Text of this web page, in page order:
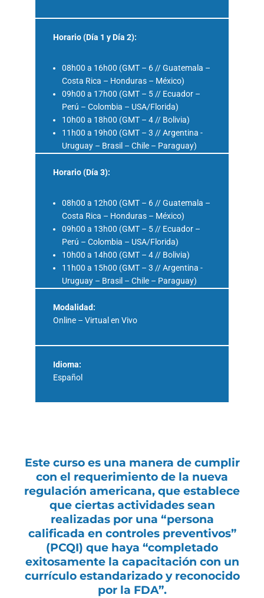
Horario (Día 1 y Día 2):
08h00 a 16h00 (GMT – 6 // Guatemala –
Costa Rica – Honduras – México)
09h00 a 17h00 (GMT – 5 // Ecuador –
Perú – Colombia – USA/Florida)
10h00 a 18h00 (GMT – 4 // Bolivia)
11h00 a 19h00 (GMT – 3 // Argentina -
Uruguay – Brasil – Chile – Paraguay)
Horario (Día 3):
08h00 a 12h00 (GMT – 6 // Guatemala –
Costa Rica – Honduras – México)
09h00 a 13h00 (GMT – 5 // Ecuador –
Perú – Colombia – USA/Florida)
10h00 a 14h00 (GMT – 4 // Bolivia)
11h00 a 15h00 (GMT – 3 // Argentina -
Uruguay – Brasil – Chile – Paraguay)
Modalidad:
Online – Virtual en Vivo
Idioma:
Español
Este curso es una manera de cumplir
con el requerimiento de la nueva
regulación americana, que establece
que ciertas actividades sean
realizadas por una “persona
calificada en controles preventivos”
(PCQI) que haya “completado
exitosamente la capacitación con un
currículo estandarizado y reconocido
por la FDA”.